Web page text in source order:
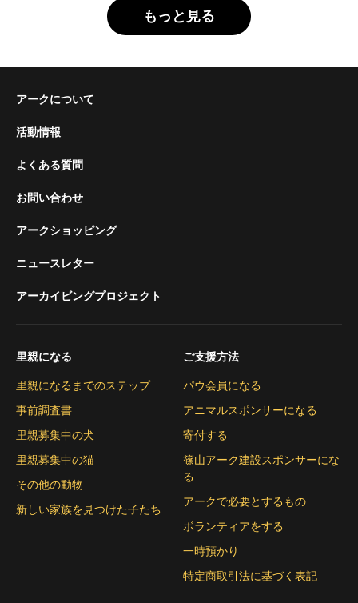
もっと見る
アークについて
活動情報
よくある質問
お問い合わせ
アークショッピング
ニュースレター
アーカイビングプロジェクト
里親になる
里親になるまでのステップ
事前調査書
里親募集中の犬
里親募集中の猫
その他の動物
新しい家族を見つけた子たち
ご支援方法
パウ会員になる
アニマルスポンサーになる
寄付する
篠山アーク建設スポンサーにな
る
アークで必要とするもの
ボランティアをする
一時預かり
特定商取引法に基づく表記